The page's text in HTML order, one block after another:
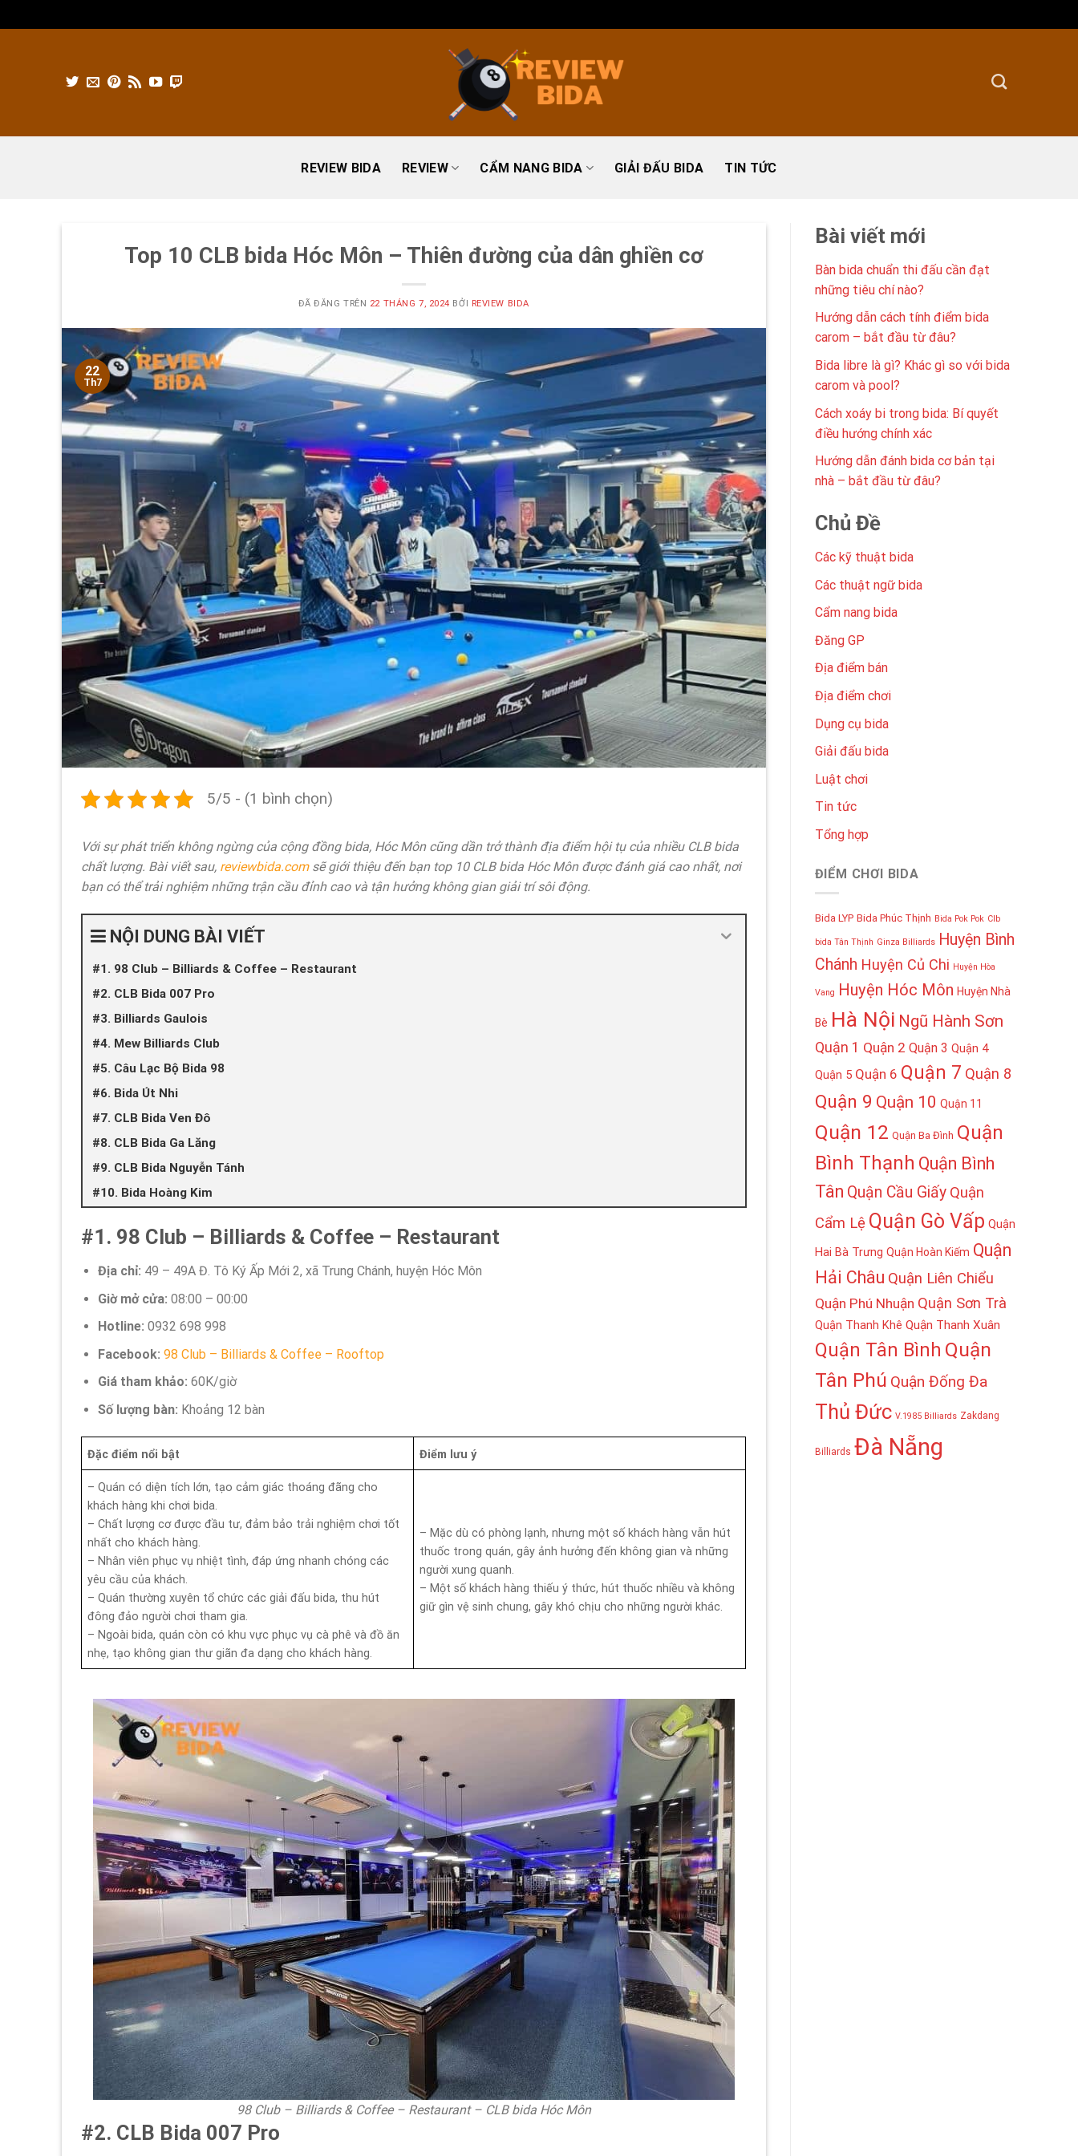
đến
REVIEW BIDA REVIEW CẨM NANG BIDA GIẢI ĐẤU BIDA TIN TỨC
Top 10 CLB bida Hóc Môn – Thiên đường của dân ghiền cơ
ĐÃ ĐĂNG TRÊN 22 THÁNG 7, 2024 BỞI REVIEW BIDA
22
Th7
5/5 - (1 bình chọn)
Với sự phát triển không ngừng của cộng đồng bida, Hóc Môn cũng dần trở thành địa điểm hội tụ của nhiều CLB bida
chất lượng. Bài viết sau, reviewbida.comsẽ giới thiệu đến bạn top 10 CLB bida Hóc Môn được đánh giá cao nhất, nơi
bạn có thể trải nghiệm những trận cầu đỉnh cao và tận hưởng không gian giải trí sôi động.
NỘI DUNG BÀI VIẾT
#1. 98 Club – Billiards & Coffee – Restaurant
#2. CLB Bida 007 Pro
#3. Billiards Gaulois
#4. Mew Billiards Club
#5. Câu Lạc Bộ Bida 98
#6. Bida Út Nhi
#7. CLB Bida Ven Đô
#8. CLB Bida Ga Lăng
#9. CLB Bida Nguyễn Tánh
#10. Bida Hoàng Kim
#1. 98 Club – Billiards & Coffee – Restaurant
Địa chỉ: 49 – 49A Đ. Tô Ký Ấp Mới 2, xã Trung Chánh, huyện Hóc Môn
Giờ mở cửa: 08:00 – 00:00
Hotline: 0932 698 998
Facebook: 98 Club – Billiards & Coffee – Rooftop
Giá tham khảo: 60K/giờ
Số lượng bàn: Khoảng 12 bàn
Đặc điểm nổi bật Điểm lưu ý
– Quán có diện tích lớn, tạo cảm giác thoáng đãng cho
khách hàng khi chơi bida.
– Chất lượng cơ được đầu tư, đảm bảo trải nghiệm chơi tốt
nhất cho khách hàng.
– Nhân viên phục vụ nhiệt tình, đáp ứng nhanh chóng các
yêu cầu của khách.
– Quán thường xuyên tổ chức các giải đấu bida, thu hút
đông đảo người chơi tham gia.
– Ngoài bida, quán còn có khu vực phục vụ cà phê và đồ ăn
nhẹ, tạo không gian thư giãn đa dạng cho khách hàng.
– Mặc dù có phòng lạnh, nhưng một số khách hàng vẫn hút
thuốc trong quán, gây ảnh hưởng đến không gian và những
người xung quanh.
– Một số khách hàng thiếu ý thức, hút thuốc nhiều và không
giữ gìn vệ sinh chung, gây khó chịu cho những người khác.
98 Club – Billiards & Coffee – Restaurant – CLB bida Hóc Môn
#2. CLB Bida 007 Pro
Bài viết mới
Bàn bida chuẩn thi đấu cần đạt
những tiêu chí nào?
Hướng dẫn cách tính điểm bida
carom – bắt đầu từ đâu?
Bida libre là gì? Khác gì so với bida
carom và pool?
Cách xoáy bi trong bida: Bí quyết
điều hướng chính xác
Hướng dẫn đánh bida cơ bản tại
nhà – bắt đầu từ đâu?
Chủ Đề
Các kỹ thuật bida
Các thuật ngữ bida
Cẩm nang bida
Đăng GP
Địa điểm bán
Địa điểm chơi
Dụng cụ bida
Giải đấu bida
Luật chơi
Tin tức
Tổng hợp
ĐIỂM CHƠI BIDA
Bida LYP Bida Phúc Thịnh Bida Pok Pok Clb
bida Tân Thịnh Ginza Billiards Huyện Bình
Chánh Huyện Củ Chi Huyện Hòa
Vang Huyện Hóc Môn Huyện Nhà
Bè Hà Nội Ngũ Hành Sơn
Quận 1 Quận 2 Quận 3 Quận 4
Quận 5 Quận 6 Quận 7 Quận 8
Quận 9 Quận 10 Quận 11
Quận 12 Quận Ba Đình Quận
Bình Thạnh Quận Bình
Tân Quận Cầu Giấy Quận
Cẩm Lệ Quận Gò Vấp Quận
Hai Bà Trưng Quận Hoàn Kiếm Quận
Hải Châu Quận Liên Chiểu
Quận Phú Nhuận Quận Sơn Trà
Quận Thanh Khê Quận Thanh Xuân
Quận Tân Bình Quận
Tân Phú Quận Đống Đa
Thủ Đức V.1985 Billiards Zakdang
Billiards Đà Nẵng